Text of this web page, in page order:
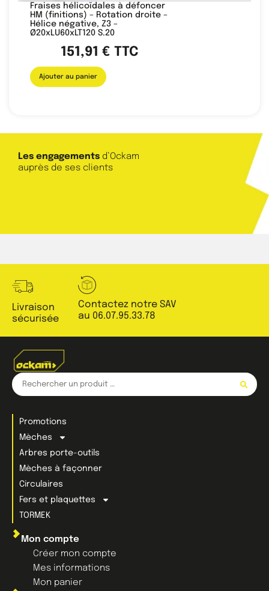
Fraises hélicoïdales à défoncer
HM (finitions) – Rotation droite –
Hélice négative, Z3 –
Ø20xLU60xLT120 S.20
151,91€ TTC
Ajouter au panier
Les engagements d’Ockam
auprès de ses clients
Livraison
sécurisée
Contactez notre SAV
au 06.07.95.33.78
Promotions
Mèches
Arbres porte-outils
Mèches à façonner
Circulaires
Fers et plaquettes
TORMEK
Mon compte
Créer mon compte
Mes informations
Mon panier